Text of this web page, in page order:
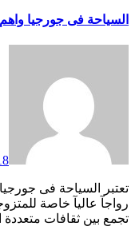
السياحة فى جورجيا واهم
تعتبر السياحة فى جورجيا من من الآختيارت التى قد لاقت مؤخرآ
رواجآ عاليآ خاصة
تجمع بين ثقافات